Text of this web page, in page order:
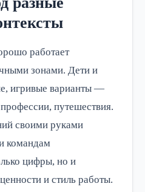
работает
зонами. Дети и
игривые варианты —
путешествия.
своими руками
командам
цифры, но и
и стиль работы.